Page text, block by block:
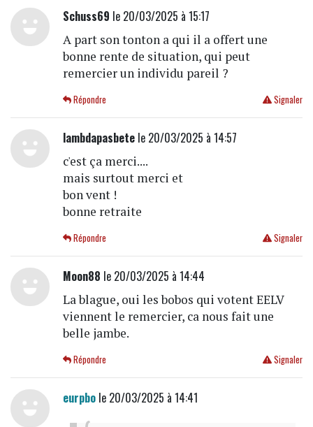
Schuss69 le 20/03/2025 à 15:17
A part son tonton a qui il a offert une
bonne rente de situation, qui peut
remercier un individu pareil ?
Signaler
Répondre
lambdapasbetele 20/03/2025 à 14:57
c'est ça merci....
mais surtout merci et
bon vent !
bonne retraite
Signaler
Répondre
Moon88 le 20/03/2025 à 14:44
La blague, oui les bobos qui votent EELV
viennent le remercier, ca nous fait une
belle jambe.
Signaler
Répondre
eurpbole 20/03/2025 à 14:41